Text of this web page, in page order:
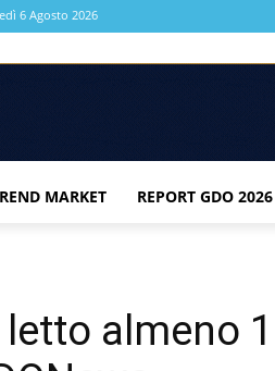
6 Agosto 2026
MARKET REPORT GDO 2026
almeno 1